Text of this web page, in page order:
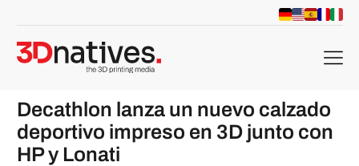
menu
Decathlon lanza un nuevo calzado
deportivo impreso en 3D junto con
HP y Lonati